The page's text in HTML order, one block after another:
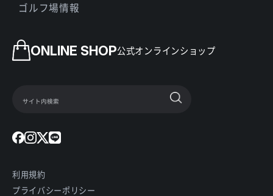
ONLINE SHOP公式オンラインショップ
利用規約
プライバシーポリシー
ゴルフ場情報